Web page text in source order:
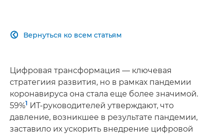
Вернуться ко всем статьям

Цифровая трансформация — ключевая
стратегиия развития, но в рамках пандемии
коронавируса она стала еще более значимой.
59%1 ИТ-руководителей утверждают, что
давление, возникшее в результате пандемии,
заставило их ускорить внедрение цифровой